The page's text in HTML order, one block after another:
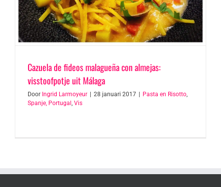
Cazuela de fideos malagueña con almejas:
visstoofpotje uit Málaga
Door Ingrid Larmoyeur | 28 januari 2017 | Pasta en Risotto
Spanje, Portugal Vis